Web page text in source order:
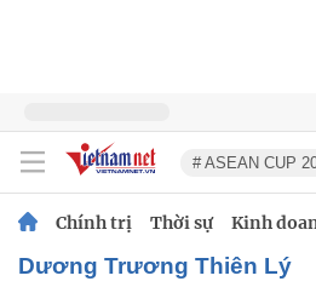
# ASEAN CUP
Chính trị Thời sự Kinh
Dương Trương Thiên Lý